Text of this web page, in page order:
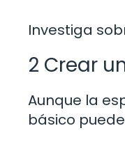
Investiga
2 Crear
Aunque la
básico